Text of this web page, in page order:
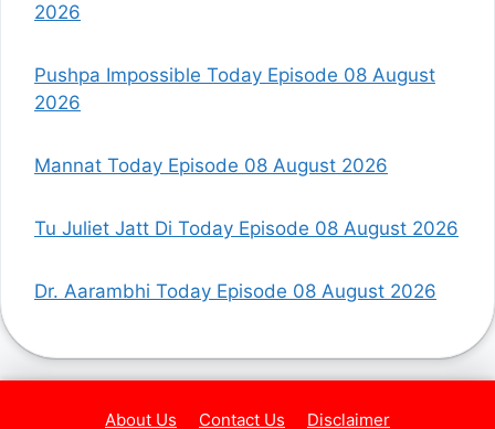
2026
Pushpa Impossible Today Episode 08 August
2026
Mannat Today Episode 08 August 2026
Tu Juliet Jatt Di Today Episode 08 August 2026
Dr. Aarambhi Today Episode 08 August 2026
About Us Contact Us Disclaimer